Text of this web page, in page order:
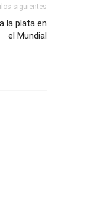
siguientes
la plata en
el Mundial